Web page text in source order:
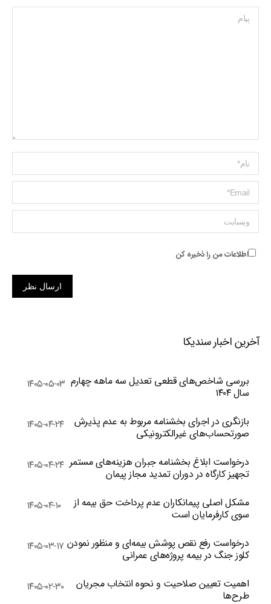
پیام
Name *
ایمیل *
وبسایت
اطلاعات من را ذخیره کن
ارسال نظر
آخرین اخبار سندیکا
بررسی شاخص‌های قطعی تعدیل سه ماهه چهارم
سال ۱۴۰۴
۱۴۰۵-۰۵-۰۳
بازنگری در اجرای بخشنامه مربوط به عدم پذیرش
صورتحساب‌های غیرالکترونیکی
۱۴۰۵-۰۴-۲۴
درخواست ابلاغ بخشنامه جبران هزینه‌های مستمر
تجهیز کارگاه در دوران تمدید مجاز پیمان
۱۴۰۵-۰۴-۲۴
مشکل اصلی پیمانکاران عدم پرداخت حق بیمه از
سوی کارفرمایان است
۱۴۰۵-۰۴-۱۰
درخواست رفع نقص پوشش بیمه‌ای و منظور نمودن
کلوز جنگ در بیمه پروژه‌های عمرانی
۱۴۰۵-۰۳-۱۷
اهمیت تعیین صلاحیت و نحوه انتخاب مجریان
طرح‌ها
۱۴۰۵-۰۲-۳۰